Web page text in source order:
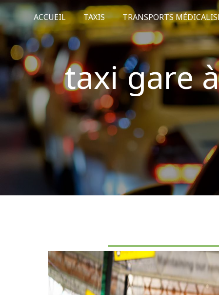
ACCUEIL TAXIS TRANSPORTS
taxi gare
Panneau de gestion des cookies